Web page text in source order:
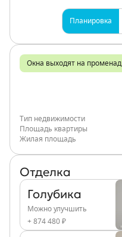
Планировка
Окна выходят на променад
Тип недвижимости
Площадь квартиры
Жилая площадь
Отделка
Голубика
Можно улучшить
+ 874 480 ₽